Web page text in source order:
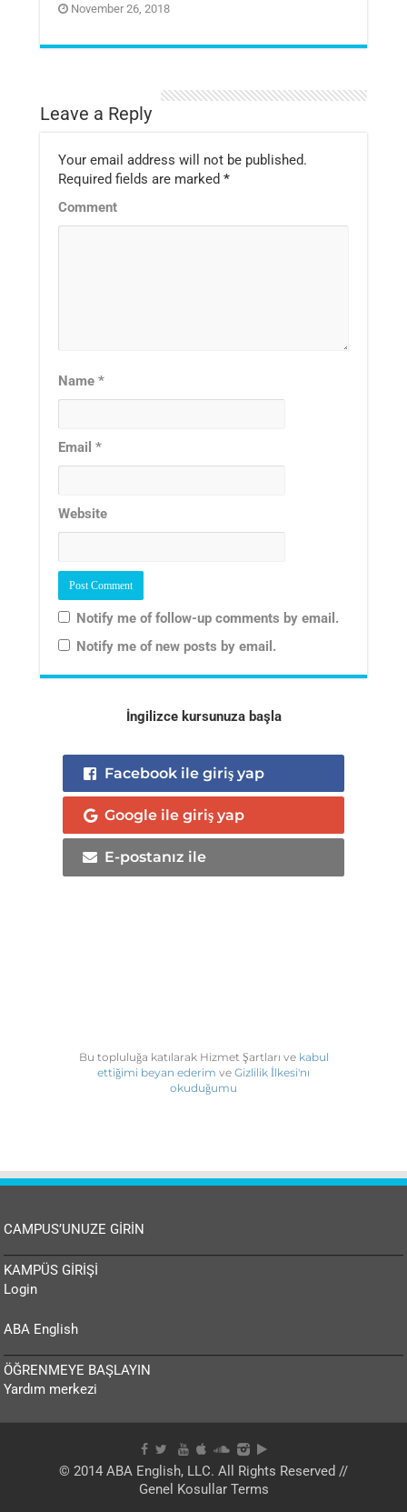
November 26, 2018
Leave a Reply
Your email address will not be published.
Required fields are marked *
Comment
Name *
Email *
Website
Notify me of follow-up comments by email.
Notify me of new posts by email.
İngilizce kursunuza başla
Facebook ile giriş yap
Google ile giriş yap
E-postanız ile
Bu topluluğa katılarak Hizmet Şartları ve kabul
ettiğimi beyan ederim ve Gizlilik İlkesi'nı
okuduğumu
CAMPUS’UNUZE GİRİN
KAMPÜS GİRİŞİ
Login
ABA English
ÖĞRENMEYE BAŞLAYIN
Yardım merkezi
© 2014 ABA English, LLC. All Rights Reserved //
Genel Kosullar Terms